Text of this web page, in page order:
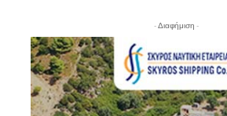
- Διαφήμιση -